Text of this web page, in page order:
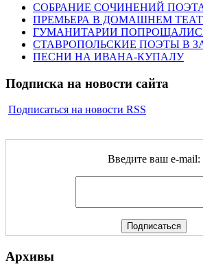
СОБРАНИЕ СОЧИНЕНИЙ
ПРЕМЬЕРА В ДОМАШНЕМ
ГУМАНИТАРИИ
СТАВРОПОЛЬСКИЕ ПОЭТЫ В
ПЕСНИ НА ИВАНА-КУПАЛУ
Подписка на новости сайта
Подписаться на новости RSS
Введите ваш e-mail:
Архивы